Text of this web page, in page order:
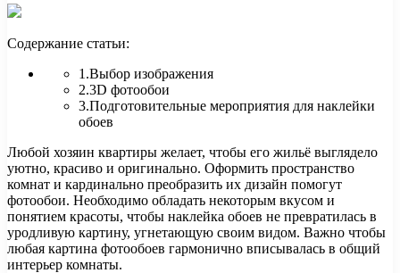
Содержание статьи:
1.Выбор изображения
2.3D фотообои
3.Подготовительные мероприятия для наклейки
обоев
Любой хозяин квартиры желает, чтобы его жильё выглядело
уютно, красиво и оригинально. Оформить пространство
комнат и кардинально преобразить их дизайн помогут
фотообои. Необходимо обладать некоторым вкусом и
понятием красоты, чтобы наклейка обоев не превратилась в
уродливую картину, угнетающую своим видом. Важно чтобы
любая картина фотообоев гармонично вписывалась в общий
интерьер комнаты.